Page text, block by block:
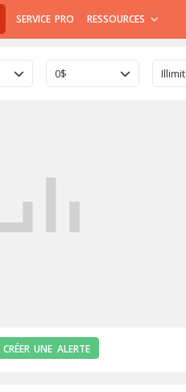
SERVICE PRO RESSOURCES
0$
CRÉER UNE ALERTE